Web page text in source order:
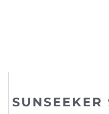
SUNSEEKER